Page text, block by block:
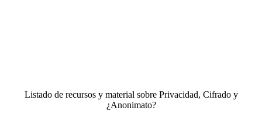
Listado de recursos y material sobre Privacidad, Cifrado y
¿Anonimato?